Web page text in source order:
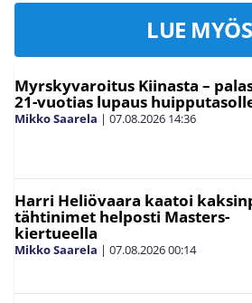
LUE
Myrskyvaroitus Kiinasta –
21-vuotias lupaus
Mikko Saarela | 07.08.2026 14:36
Harri Heliövaara kaatoi
tähtinimet helposti Masters-
kiertueella
Mikko Saarela | 07.08.202600:14